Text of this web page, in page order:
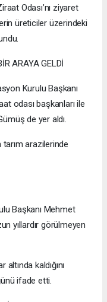
Odası’nı ziyaret
üreticiler üzerindeki
ARAYA GELDİ
Kurulu Başkanı
odası başkanları ile
de yer aldı.
tarım arazilerinde
Başkanı Mehmet
yıllardır görülmeyen
kaldığını
ifade etti.